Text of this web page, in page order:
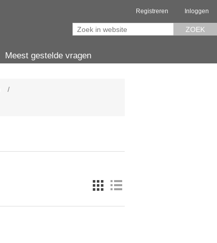
Registreren Inloggen
ZOEK
Meest gestelde vragen
/